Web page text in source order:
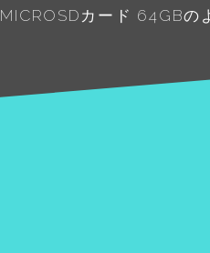
MICROSDカード 64GBの